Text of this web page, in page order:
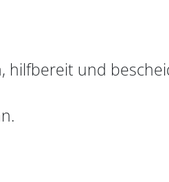
hilfbereit und